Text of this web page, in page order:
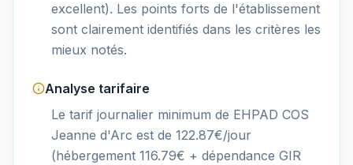
excellent). Les points forts de l'établissement
sont clairement identifiés dans les critères les
mieux notés.
Analyse tarifaire
Le tarif journalier minimum de EHPAD COS
Jeanne d'Arc est de 122.87€/jour
(hébergement 116.79€ + dépendance GIR